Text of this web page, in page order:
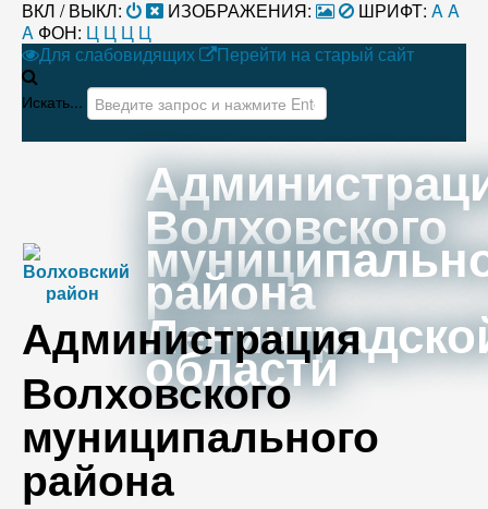
ВКЛ / ВЫКЛ: ИЗОБРАЖЕНИЯ: ШРИФТ: AA
A ФОН: Ц Ц Ц Ц
Для слабовидящих
Перейти на старый сайт
Искать...
Волховского
района
области
Администрация
Волховского
муниципального
района